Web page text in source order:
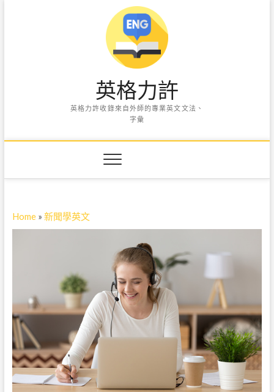
e
英格力許
英格力許收錄來自外師的專業英文文法、
字彙
Home» 新聞學英文